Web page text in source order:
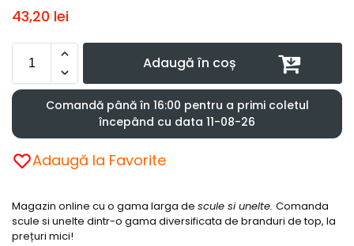
43,20 lei
Adaugă în coș
Comandă până în 16:00 pentru a primi coletul
începând cu data 11-08-26
Adaugă la Favorite
Magazin online cu o gama larga de scule si unelte. Comanda
scule si unelte dintr-o gama diversificata de branduri de top, la
prețuri mici!